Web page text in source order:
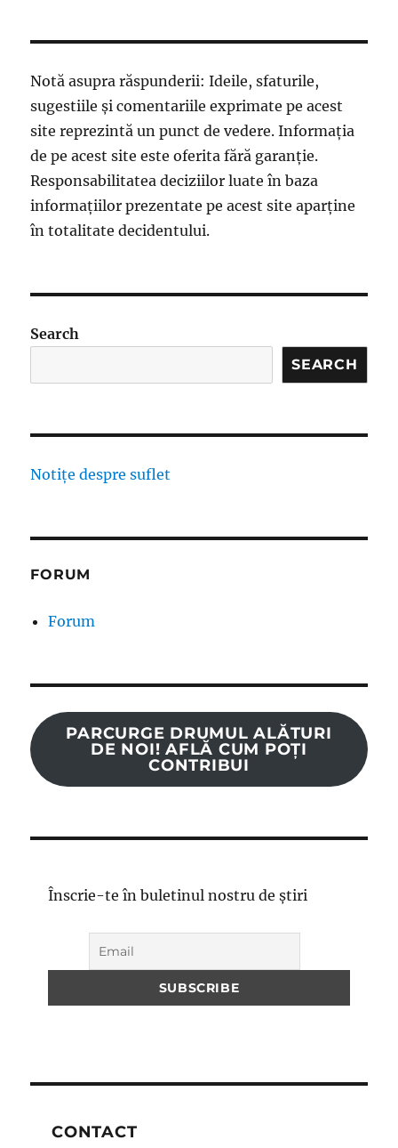
Notă asupra răspunderii: Ideile, sfaturile,
sugestiile și comentariile exprimate pe acest
site reprezintă un punct de vedere. Informația
de pe acest site este oferita fără garanție.
Responsabilitatea deciziilor luate în baza
informațiilor prezentate pe acest site aparține
în totalitate decidentului.
Search
SEARCH
Notițe despre suflet
FORUM
Forum
PARCURGE DRUMUL ALĂTURI
DE NOI! AFLĂ CUM POȚI
CONTRIBUI
Înscrie-te în buletinul nostru de știri
CONTACT